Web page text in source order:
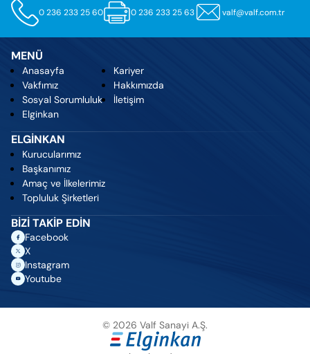
0 236 233 25 60 0 236 233 25 63 valf@valf.com.tr
MENÜ
Anasayfa
Vakfımız
Sosyal Sorumluluk
Elginkan
Kariyer
Hakkımızda
İletişim
ELGİNKAN
Kurucularımız
Başkanımız
Amaç ve İlkelerimiz
Topluluk Şirketleri
BİZİ TAKİP EDİN
Facebook
X
Instagram
Youtube
© 2026 Valf Sanayi A.Ş.